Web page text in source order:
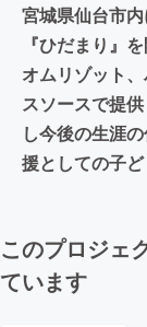
宮城県仙台市
『ひだまり』
オムリゾット
スソースで提
し今後の生涯
援としての子ど
このプロジェ
ています